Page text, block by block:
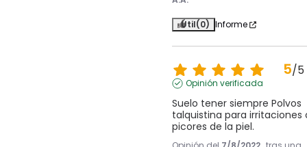
Útil(0) Informe
5/5
Opinión verificada
Suelo tener siempre Polvos
talquistina para irritaciones
picores de la piel.